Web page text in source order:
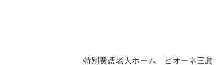
特別養護老人ホーム ピオーネ三鷹